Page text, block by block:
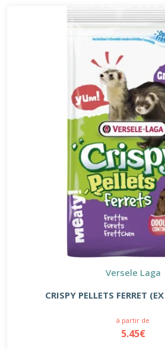
Versele Laga
CRISPY PELLETS FERRET
à partir de
5.45€